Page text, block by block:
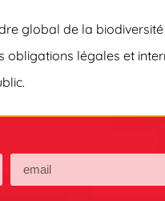
global de la
légales et